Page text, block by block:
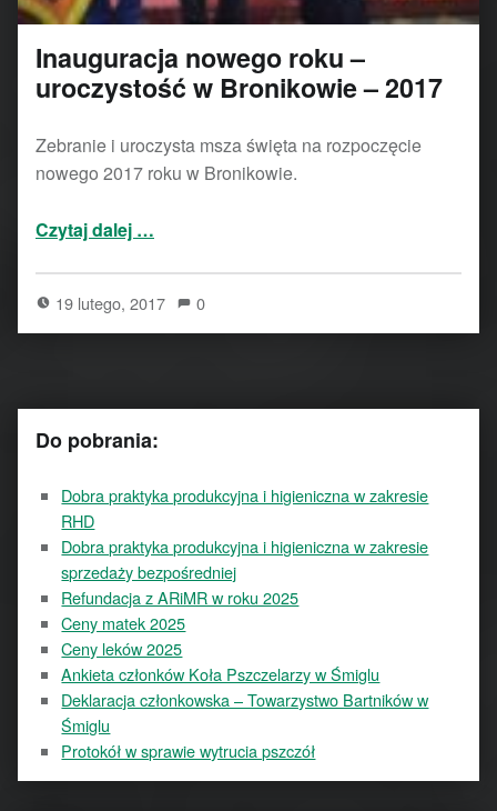
Inauguracja nowego roku –
uroczystość w Bronikowie – 2017
Zebranie i uroczysta msza święta na rozpoczęcie
nowego 2017 roku w Bronikowie.
Czytaj dalej …
19 lutego, 2017 0
Do pobrania:
Dobra praktyka produkcyjna i higieniczna w zakresie
RHD
Dobra praktyka produkcyjna i higieniczna w zakresie
sprzedaży bezpośredniej
Refundacja z ARiMR w roku 2025
Ceny matek 2025
Ceny leków 2025
Ankieta członków Koła Pszczelarzy w Śmiglu
Deklaracja członkowska – Towarzystwo Bartników w
Śmiglu
Protokół w sprawie wytrucia pszczół